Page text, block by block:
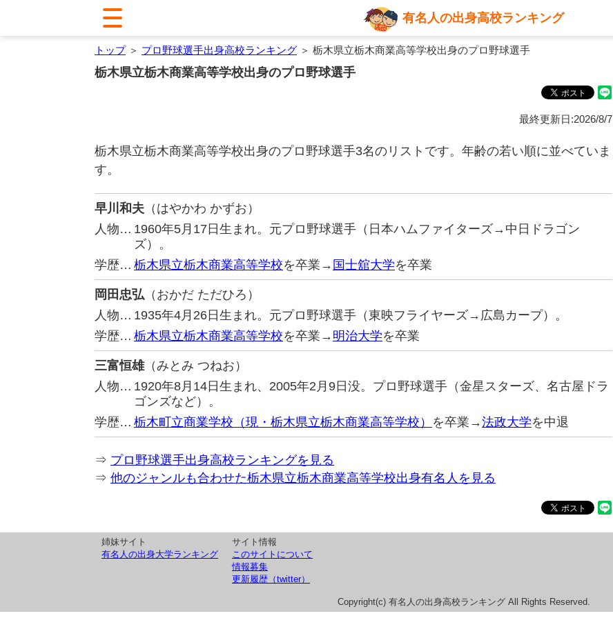
有名人の出身高校ランキング
トップ＞ プロ野球選手出身高校ランキング ＞ 栃木県立栃木商業高等学校出身のプロ野球選手
栃木県立栃木商業高等学校出身のプロ野球選手
最終更新日:2026/8/7
栃木県立栃木商業高等学校出身のプロ野球選手3名のリストです。年齢の若い順に並べていま
す。
早川和夫 （はやかわ かずお）
人物… 1960年5月17日生まれ。元プロ野球選手（日本ハムファイターズ→中日ドラゴン
ズ）。
学歴… 栃木県立栃木商業高等学校を卒業→ 国士舘大学を卒業
岡田忠弘 （おかだ ただひろ）
人物… 1935年4月26日生まれ。元プロ野球選手（東映フライヤーズ→広島カープ）。
学歴… 栃木県立栃木商業高等学校を卒業→ 明治大学を卒業
三富恒雄（みとみ つねお）
人物… 1920年8月14日生まれ、2005年2月9日没。プロ野球選手（金星スターズ、名古屋ドラ
ゴンズなど）。
学歴… 栃木町立商業学校（現・栃木県立栃木商業高等学校） を卒業→法政大学を中退
⇒ プロ野球選手出身高校ランキングを見る
⇒ 他のジャンルも合わせた栃木県立栃木商業高等学校出身有名人を見る
姉妹サイト
有名人の出身大学ランキング
サイト情報
このサイトについて
情報募集
更新履歴（twitter）
Copyright(c) 有名人の出身高校ランキング All Rights Reserved.